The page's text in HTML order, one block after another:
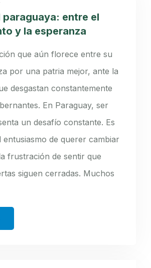
entre el
y la esperanza
que aún florece entre su
por una patria mejor, ante la
desgastan constantemente
En Paraguay, ser
un desafío constante. Es
de querer cambiar
frustración de sentir que
siguen cerradas. Muchos